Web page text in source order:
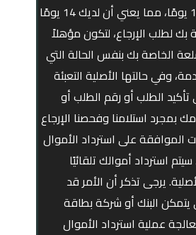
لدينا سياسة إرجاع لمدة 14 يومًا، مما يعني أن لديك 14 يومًا
بك لطلب الإرجاع، لتكون مؤهلاً
الخاصة بك بنفس الحالة التي
وفي حالتها الأصلية التعبئة
تأكيد الطلب أو رقم الطلب أو
بمجرد استلامنا وفحصنا الإرجاع
الموافقة على استرداد الأموال
استرداد أموالك تلقائيًا
يرجى تذكر أن الأمر قد
البنك أو شركة بطاقة
عملية استرداد الأموال